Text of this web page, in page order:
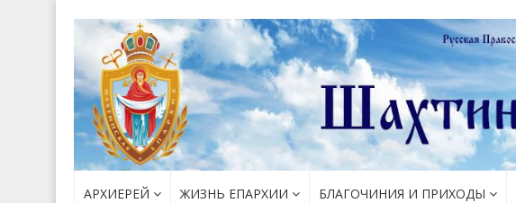
АРХИЕРЕЙ ЖИЗНЬ ЕПАРХИИ БЛАГОЧИНИЯ И ПРИХОДЫ